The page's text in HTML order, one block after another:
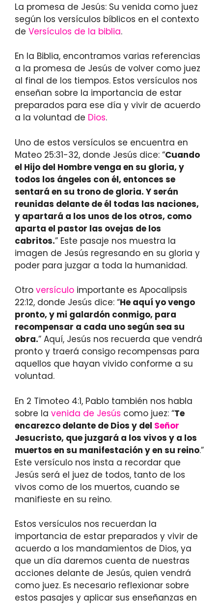
La promesa de Jesús: Su venida como juez
según los versículos bíblicos en el contexto
de Versículos de la biblia.
En la Biblia, encontramos varias referencias
a la promesa de Jesús de volver como juez
al final de los tiempos. Estos versículos nos
enseñan sobre la importancia de estar
preparados para ese día y vivir de acuerdo
a la voluntad de Dios.
Uno de estos versículos se encuentra en
Mateo 25:31-32, donde Jesús dice: “Cuando
el Hijo del Hombre venga en su gloria, y
todos los ángeles con él, entonces se
sentará en su trono de gloria. Y serán
reunidas delante de él todas las naciones,
y apartará a los unos de los otros, como
aparta el pastor las ovejas de los
cabritos.” Este pasaje nos muestra la
imagen de Jesús regresando en su gloria y
poder para juzgar a toda la humanidad.
Otro versículo importante es Apocalipsis
22:12, donde Jesús dice: “He aquí yo vengo
pronto, y mi galardón conmigo, para
recompensar a cada uno según sea su
obra.” Aquí, Jesús nos recuerda que vendrá
pronto y traerá consigo recompensas para
aquellos que hayan vivido conforme a su
voluntad.
En 2 Timoteo 4:1, Pablo también nos habla
sobre la venida de Jesús como juez: “Te
encarezco delante de Dios y del Señor
Jesucristo, que juzgará a los vivos y a los
muertos en su manifestación y en su reino.”
Este versículo nos insta a recordar que
Jesús será el juez de todos, tanto de los
vivos como de los muertos, cuando se
manifieste en su reino.
Estos versículos nos recuerdan la
importancia de estar preparados y vivir de
acuerdo a los mandamientos de Dios, ya
que un día daremos cuenta de nuestras
acciones delante de Jesús, quien vendrá
como juez. Es necesario reflexionar sobre
estos pasajes y aplicar sus enseñanzas en